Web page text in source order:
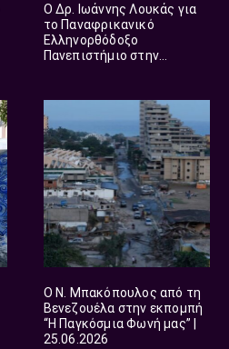
O Δρ. Ιωάννης Λουκάς για
το Παναφρικανικό
Ελληνορθόδοξο
Πανεπιστήμιο στην
O Ν. Μπακόπουλος από τη
Βενεζουέλα στην εκπομπή
“Η Παγκόσμια Φωνή μας” |
25.06.2026